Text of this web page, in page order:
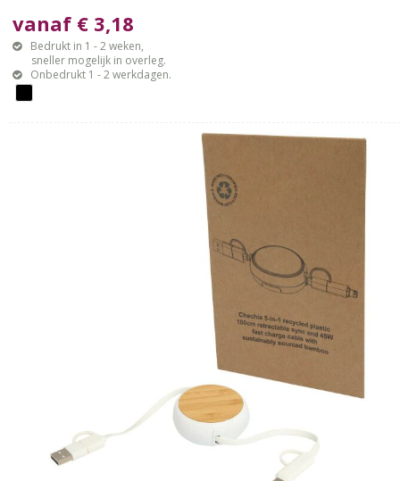
vanaf € 3,18
Bedrukt in 1 - 2 weken,
sneller mogelijk in overleg.
Onbedrukt 1 - 2 werkdagen.